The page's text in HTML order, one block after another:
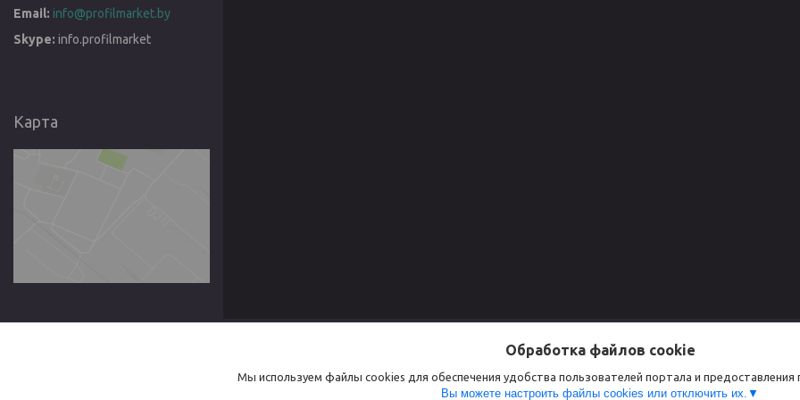
info@profilmarket.by
info.profilmarket
Карта
Товары и услуги
Для клиентов
Доставка и оплаты
Обработка файлов cookie
Мы используем файлы cookies для обеспечения удобства пользователей портала и
Вы можете настроить файлы cookies или отключить их.